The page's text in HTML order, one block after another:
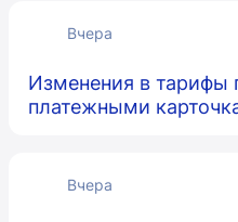
Вчера
Изменения в тарифы
платежными
Вчера